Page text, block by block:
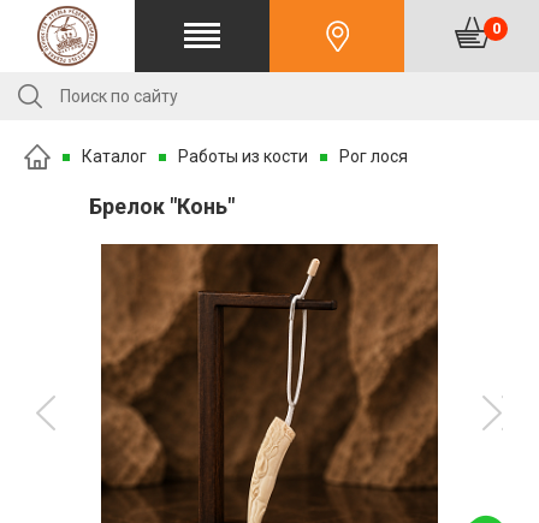
0
Каталог Работы из кости Рог лося
Брелок "Конь"